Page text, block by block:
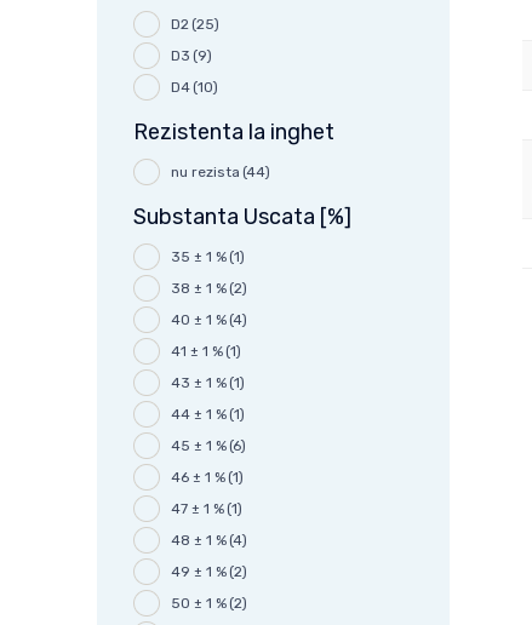
D2(25)
D3 (9)
D4(10)
Rezistenta la inghet
nu rezista (44)
Substanta Uscata [%]
35 ± 1 %(1)
38 ± 1 %(2)
40 ± 1 %(4)
41 ± 1 %(1)
43 ± 1 %(1)
44 ± 1 %(1)
45 ± 1 %(6)
46 ± 1 %(1)
47 ± 1 %(1)
48 ± 1 %(4)
49 ± 1 %(2)
50 ± 1 %(2)